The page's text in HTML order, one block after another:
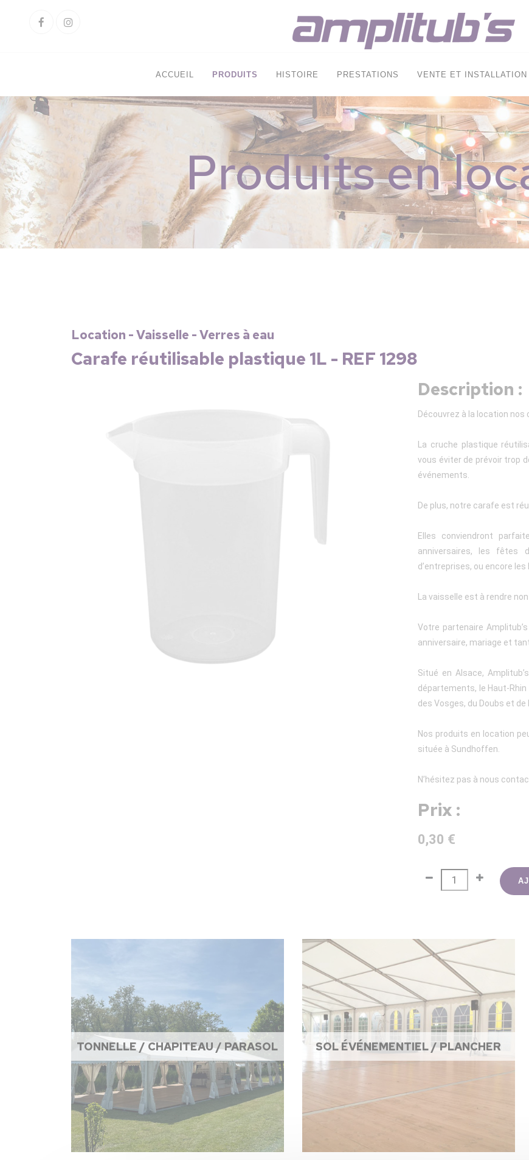
FacebookInstagram
ACCUEIL PRODUITS HISTOIRE PRESTATIONS VENTE ET
Produits en
Location - Vaisselle - Verres à eau
Carafe réutilisable plastique 1L - REF 1298
Description :
Découvrez à la location nos
La cruche plastique
vous éviter de prévoir trop
événements.
De plus, notre carafe est
Elles conviendront
anniversaires, les fêtes
d’entreprises, ou encore
La vaisselle est à rendre non
Votre partenaire
anniversaire, mariage et
Situé en Alsace,
départements, le Haut-
des Vosges, du Doubs et de
Nos produits en location
située à Sundhoffen.
N’hésitez pas à nous
Prix :
0,30 €
TONNELLE / CHAPITEAU / PARASOL SOL ÉVÉNEMENTIEL / PLANCHER